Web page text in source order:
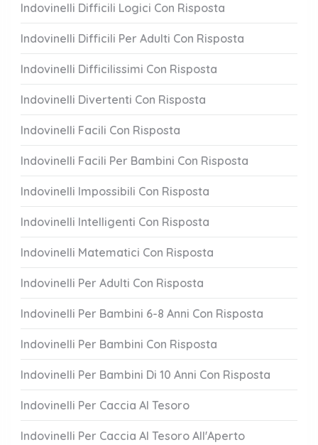
Indovinelli Difficili Logici Con Risposta
Indovinelli Difficili Per Adulti Con Risposta
Indovinelli Difficilissimi Con Risposta
Indovinelli Divertenti Con Risposta
Indovinelli Facili Con Risposta
Indovinelli Facili Per Bambini Con Risposta
Indovinelli Impossibili Con Risposta
Indovinelli Intelligenti Con Risposta
Indovinelli Matematici Con Risposta
Indovinelli Per Adulti Con Risposta
Indovinelli Per Bambini 6-8 Anni Con Risposta
Indovinelli Per Bambini Con Risposta
Indovinelli Per Bambini Di 10 Anni Con Risposta
Indovinelli Per Caccia Al Tesoro
Indovinelli Per Caccia Al Tesoro All'Aperto